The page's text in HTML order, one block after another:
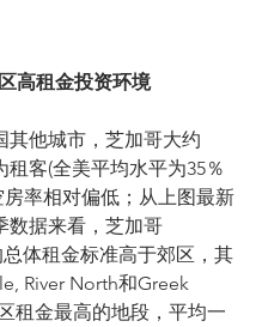
高租金投资环境
其他城市，芝加哥大约
租客(全美平均水平为35％
房率相对偏低；从上图最新
数据来看，芝加哥
体租金标准高于郊区，其
River North和Greek
租金最高的地段，平均一